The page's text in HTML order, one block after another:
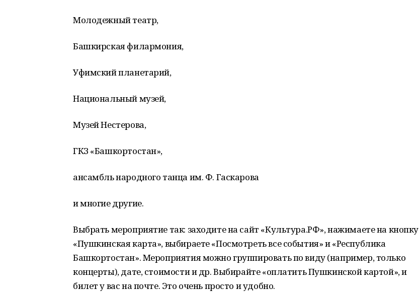
Молодежный театр,
Башкирская филармония,
Уфимский планетарий,
Национальный музей,
Музей Нестерова,
ГКЗ «Башкортостан»,
ансамбль народного танца им. Ф. Гаскарова
и многие другие.
Выбрать мероприятие так: заходите на сайт «Культура.РФ», нажимаете на кнопку
«Пушкинская карта», выбираете «Посмотреть все события» и «Республика
Башкортостан». Мероприятия можно группировать по виду (например, только
концерты), дате, стоимости и др. Выбирайте «оплатить Пушкинской картой», и
билет у вас на почте. Это очень просто и удобно.